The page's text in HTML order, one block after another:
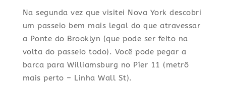
Na segunda vez que visitei Nova York descobri
um passeio bem mais legal do que atravessar
a Ponte do Brooklyn (que pode ser feito na
volta do passeio todo). Você pode pegar a
barca para Williamsburg no Píer 11 (metrô
mais perto – Linha Wall St).